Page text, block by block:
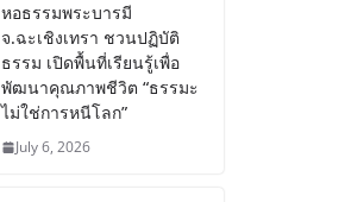
หอธรรมพระบารมี
จ.ฉะเชิงเทรา ชวนปฏิบัติ
ธรรม เปิดพื้นที่เรียนรู้เพื่อ
พัฒนาคุณภาพชีวิต “ธรรมะ
ไม่ใช่การหนีโลก”
July 6, 2026